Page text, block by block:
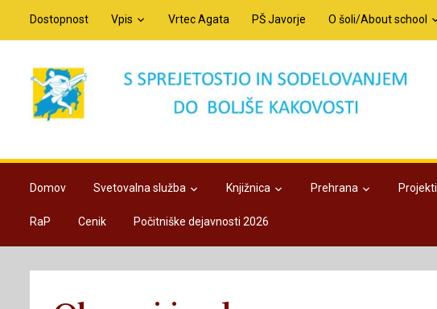
Dostopnost Vpis Vrtec Agata PŠ Javorje O šoli/About school
Domov Svetovalna služba Knjižnica Prehrana Projekti
RaP Cenik Počitniške dejavnosti 2026